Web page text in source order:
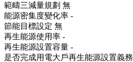
範疇三減量規劃 無
能源密集度變化率 -
節能目標設定 無
再生能源使用率 -
再生能源設置容量 -
是否完成用電大戶再生能源設置義務